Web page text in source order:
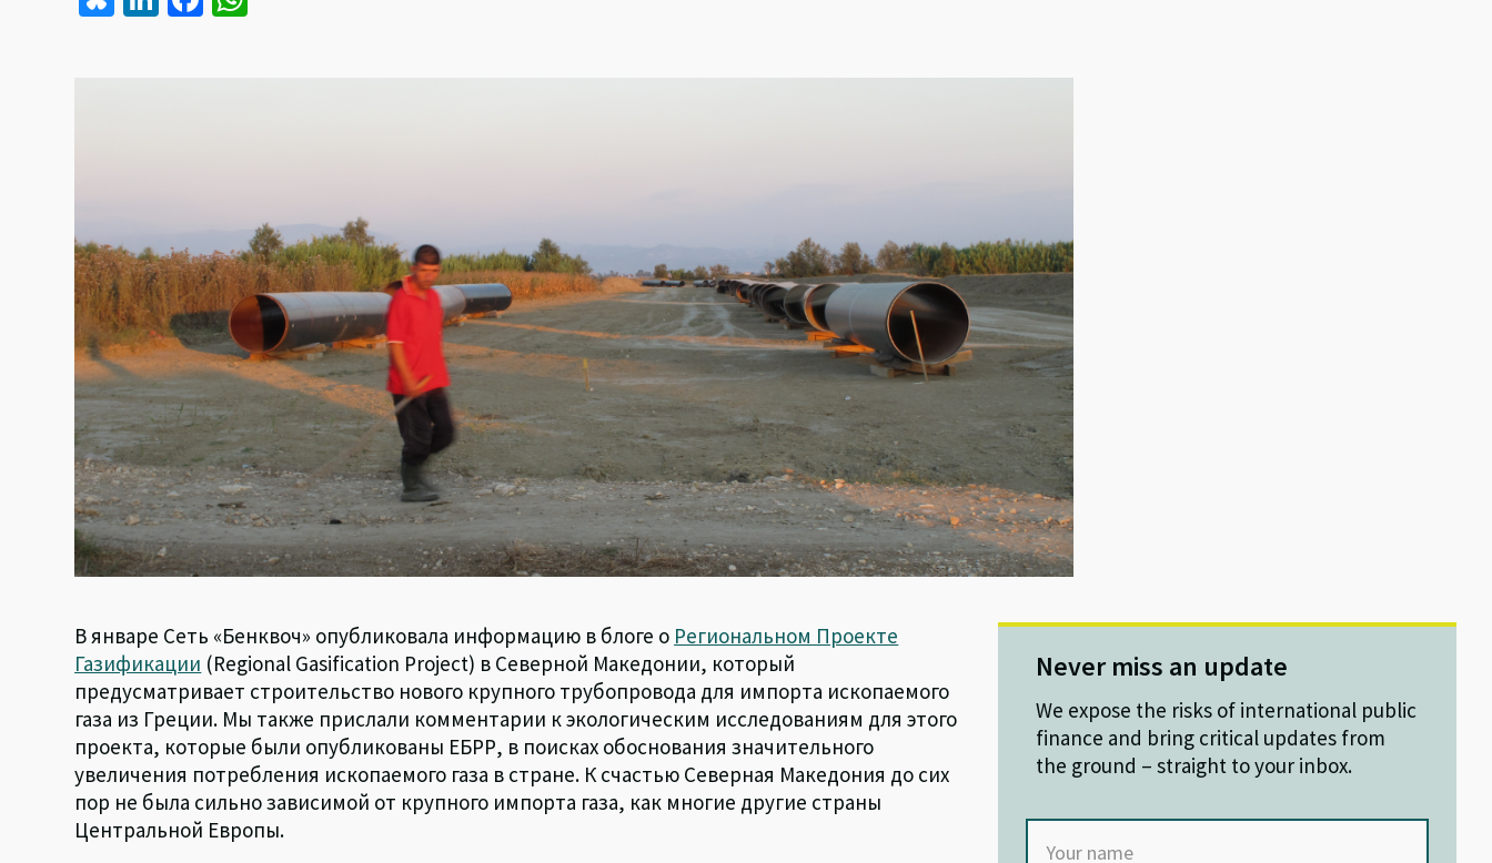
В январе Сеть «Бенквоч» опубликовала информацию в блоге о Региональном Проекте
Газификации (Regional Gasification Project) в Северной Македонии, который
предусматривает строительство нового крупного трубопровода для импорта ископаемого
газа из Греции. Мы также прислали комментарии к экологическим исследованиям для этого
проекта, которые были опубликованы ЕБРР, в поисках обоснования значительного
увеличения потребления ископаемого газа в стране. К счастью Северная Македония до сих
пор не была сильно зависимой от крупного импорта газа, как многие другие страны
Центральной Европы.
Never miss an update
We expose the risks of international public
finance and bring critical updates from
the ground – straight to your inbox.